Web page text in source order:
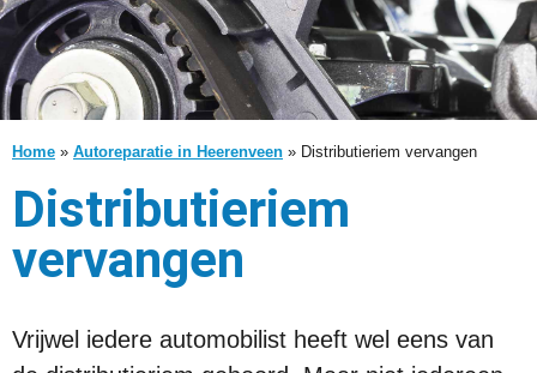
Home » Autoreparatie in Heerenveen » Distributieriem vervangen
Distributieriem
vervangen
Vrijwel iedere automobilist heeft wel eens van